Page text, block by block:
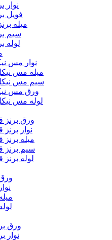
نوار
فویل
میله
سیم
لوله
نوار مس
میله مس
سیم مس
ورق مس
لوله مس
ورق برنز
نوار
میله برنز
سیم برنز
لوله برنز
ورق
نوار